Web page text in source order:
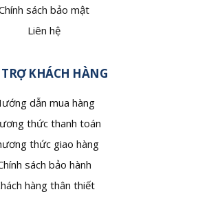
sách bảo mật
Liên hệ
KHÁCH HÀNG
dẫn mua hàng
thức thanh toán
thức giao hàng
sách bảo hành
hàng thân thiết